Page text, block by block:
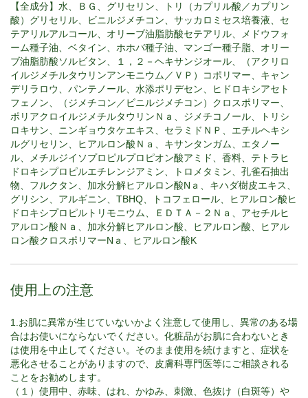
【全成分】水、ＢＧ、グリセリン、トリ（カプリル酸／カプリン
酸）グリセリル、ビニルジメチコン、サッカロミセス培養液、セ
テアリルアルコール、オリーブ油脂肪酸セテアリル、メドウフォ
ーム種子油、ベタイン、ホホバ種子油、マンゴー種子脂、オリー
ブ油脂肪酸ソルビタン、１，２－ヘキサンジオール、（アクリロ
イルジメチルタウリンアンモニウム／ＶＰ）コポリマー、キャン
デリラロウ、パンテノール、水添ポリデセン、ヒドロキシアセト
フェノン、（ジメチコン／ビニルジメチコン）クロスポリマー、
ポリアクロイルジメチルタウリンＮａ、ジメチコノール、トリシ
ロキサン、ニンギョウタケエキス、セラミドＮＰ、エチルヘキシ
ルグリセリン、ヒアルロン酸Ｎａ、キサンタンガム、エタノー
ル、メチルジイソプロピルプロピオン酸アミド、香料、テトラヒ
ドロキシプロピルエチレンジアミン、トロメタミン、孔雀石抽出
物、フルクタン、加水分解ヒアルロン酸Nａ、キハダ樹皮エキス、
グリシン、アルギニン、TBHQ、トコフェロール、ヒアルロン酸ヒ
ドロキシプロピルトリモニウム、ＥＤＴＡ－２Ｎａ、アセチルヒ
アルロン酸Ｎａ、加水分解ヒアルロン酸、ヒアルロン酸、ヒアル
ロン酸クロスポリマーNａ、ヒアルロン酸K
使用上の注意
1.お肌に異常が生じていないかよく注意して使用し、異常のある場
合はお使いにならないでください。化粧品がお肌に合わないとき
は使用を中止してください。そのまま使用を続けますと、症状を
悪化させることがありますので、皮膚科専門医等にご相談される
ことをお勧めします。
（１）使用中、赤味、はれ、かゆみ、刺激、色抜け（白斑等）や